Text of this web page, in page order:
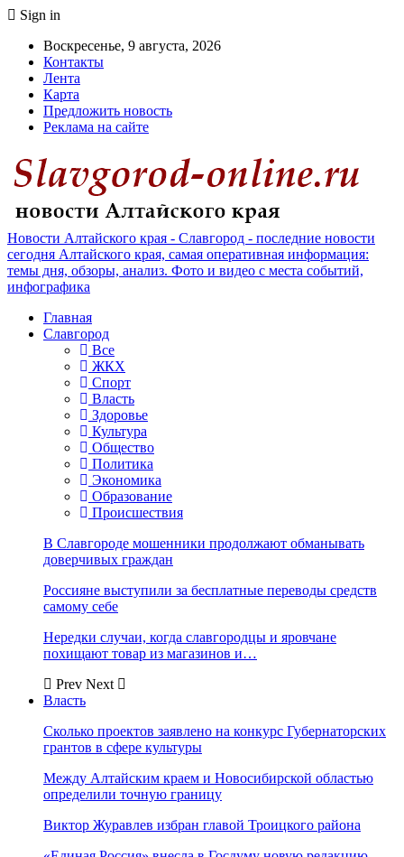
Sign in
Воскресенье, 9 августа, 2026
Контакты
Лента
Карта
Предложить новость
Реклама на сайте
Новости Алтайского края - Славгород - последние новости
сегодня Алтайского края, самая оперативная информация:
темы дня, обзоры, анализ. Фото и видео с места событий,
инфографика
Главная
Славгород
Все
ЖКХ
Спорт
Власть
Здоровье
Культура
Общество
Политика
Экономика
Образование
Происшествия
В Славгороде мошенники продолжают обманывать
доверчивых граждан
Россияне выступили за бесплатные переводы средств
самому себе
Нередки случаи, когда славгородцы и яровчане
похищают товар из магазинов и…
Prev Next
Власть
Сколько проектов заявлено на конкурс Губернаторских
грантов в сфере культуры
Между Алтайским краем и Новосибирской областью
определили точную границу
Виктор Журавлев избран главой Троицкого района